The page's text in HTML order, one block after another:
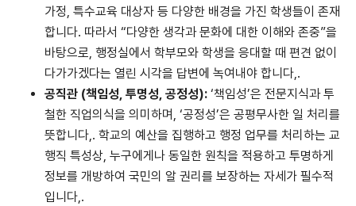
가정, 특수교육 대상자 등 다양한 배경을 가진 학생들이 존재
합니다. 따라서 “다양한 생각과 문화에 대한 이해와 존중”을
바탕으로, 행정실에서 학부모와 학생을 응대할 때 편견 없이
다가가겠다는 열린 시각을 답변에 녹여내야 합니다,.
공직관 (책임성, 투명성, 공정성): ‘책임성’은 전문지식과 투
철한 직업의식을 의미하며, ‘공정성’은 공평무사한 일 처리를
뜻합니다,. 학교의 예산을 집행하고 행정 업무를 처리하는 교
행직 특성상, 누구에게나 동일한 원칙을 적용하고 투명하게
정보를 개방하여 국민의 알 권리를 보장하는 자세가 필수적
입니다,.